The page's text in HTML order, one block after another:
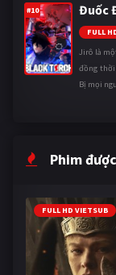
#10 Đuốc
FULL
Jirô là
đồng thời
Bị mọi
Phim
FULL HD VIETSUB